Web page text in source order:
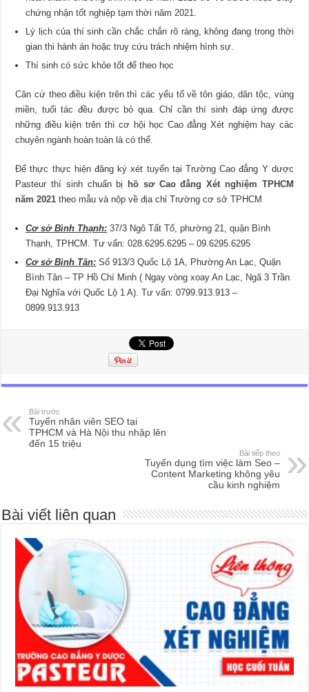
chứng nhận tốt nghiệp tạm thời năm 2021.
Lý lịch của thí sinh cần chắc chắn rõ ràng, không đang trong thời
gian thi hành án hoặc truy cứu trách nhiệm hình sự.
Thí sinh có sức khỏe tốt để theo học
Căn cứ theo điều kiện trên thì các yếu tố về tôn giáo, dân tộc, vùng
miền, tuổi tác đều được bỏ qua. Chỉ cần thí sinh đáp ứng được
những điều kiện trên thì cơ hội học Cao đẳng Xét nghiệm hay các
chuyên ngành hoàn toàn là có thể.
Để thực thực hiện đăng ký xét tuyển tại Trường Cao đẳng Y dược
Pasteur thí sinh chuẩn bị
hồ sơ Cao đẳng Xét nghiệm TPHCM
năm 2021 theo mẫu và nộp về địa chỉ Trường cơ sở TPHCM
Cơ sở Bình Thạnh: 37/3 Ngô Tất Tố, phường 21, quận Bình
Thạnh, TPHCM. Tư vấn: 028.6295.6295 – 09.6295.6295
Cơ sở Bình Tân: Số 913/3 Quốc Lộ 1A, Phường An Lạc, Quận
Bình Tân – TP Hồ Chí Minh ( Ngay vòng xoay An Lạc, Ngã 3 Trần
Đại Nghĩa với Quốc Lộ 1 A). Tư vấn: 0799.913.913 –
0899.913.913
Bài trước
Tuyển nhân viên SEO tại
TPHCM và Hà Nội thu nhập lên
đến 15 triệu
Bài tiếp theo
Tuyển dụng tìm việc làm Seo –
Content Marketing không yêu
cầu kinh nghiệm
Bài viết liên quan